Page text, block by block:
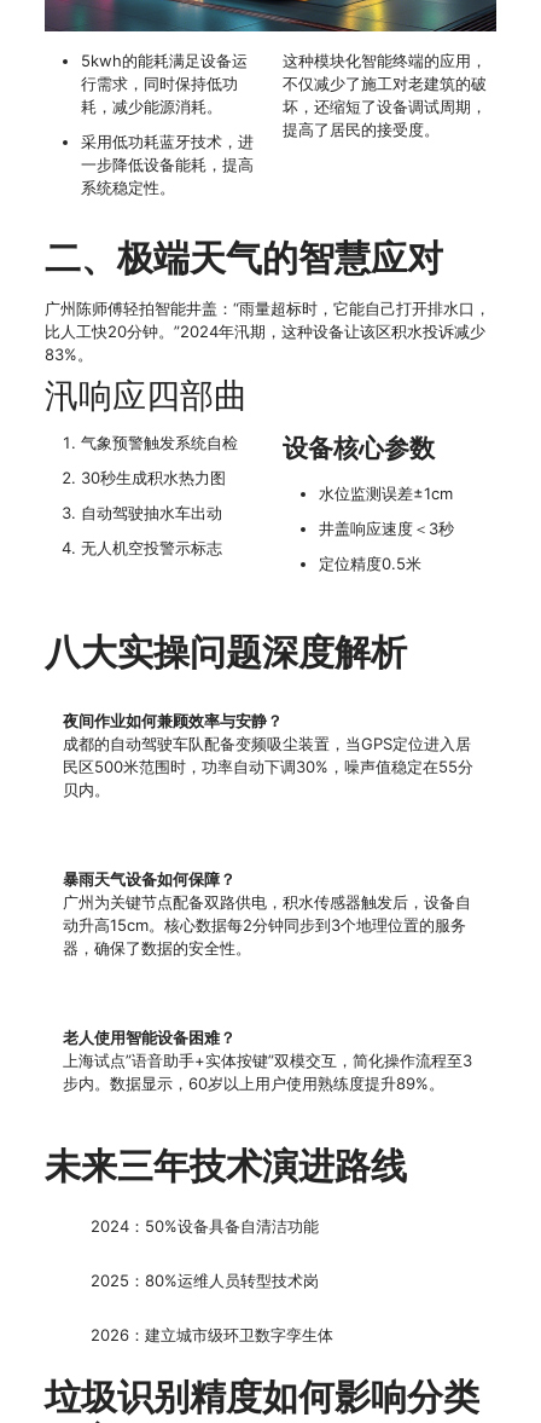
5kwh的能耗满足设备运
行需求，同时保持低功
耗，减少能源消耗。
采用低功耗蓝牙技术，进
一步降低设备能耗，提高
系统稳定性。
这种模块化智能终端的应用，
不仅减少了施工对老建筑的破
坏，还缩短了设备调试周期，
提高了居民的接受度。
二、极端天气的智慧应对
广州陈师傅轻拍智能井盖：“雨量超标时，它能自己打开排水口，
比人工快20分钟。”2024年汛期，这种设备让该区积水投诉减少
83%。
汛响应四部曲
气象预警触发系统自检
30秒生成积水热力图
自动驾驶抽水车出动
无人机空投警示标志
设备核心参数
水位监测误差±1cm
井盖响应速度＜3秒
定位精度0.5米
八大实操问题深度解析
夜间作业如何兼顾效率与安静？
成都的自动驾驶车队配备变频吸尘装置，当GPS定位进入居
民区500米范围时，功率自动下调30%，噪声值稳定在55分
贝内。
暴雨天气设备如何保障？
广州为关键节点配备双路供电，积水传感器触发后，设备自
动升高15cm。核心数据每2分钟同步到3个地理位置的服务
器，确保了数据的安全性。
老人使用智能设备困难？
上海试点”语音助手+实体按键”双模交互，简化操作流程至3
步内。数据显示，60岁以上用户使用熟练度提升89%。
未来三年技术演进路线
2024：50%设备具备自清洁功能
2025：80%运维人员转型技术岗
2026：建立城市级环卫数字孪生体
垃圾识别精度如何影响分类